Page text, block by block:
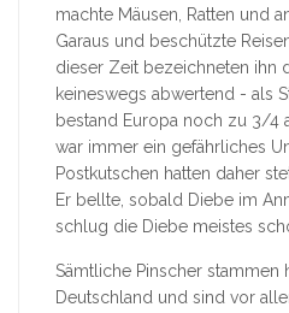
machte Mäusen, Ratten und
Garaus und beschützte
dieser Zeit bezeichneten ihn
keineswegs abwertend - als
bestand Europa noch zu 3/4
war immer ein gefährliches
Postkutschen hatten daher
Er bellte, sobald Diebe im
schlug die Diebe meistes
Sämtliche Pinscher stammen
Deutschland und sind vor